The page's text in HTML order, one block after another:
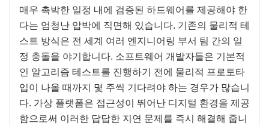
매우 촉박한 일정 내에 검증된 하드웨어를 제공해야 한
다는 엄청난 압박에 직면해 있습니다. 기존의 물리적 테
스트 방식은 전 세계 여러 엔지니어링 부서 팀 간의 일
정 충돌을 야기합니다. 소프트웨어 개발자들은 기본적
인 알고리즘 테스트를 진행하기 전에 물리적 프로토타
입이 나올 때까지 몇 주씩 기다려야 하는 경우가 많습니
다. 가상 플랫폼은 접근성이 뛰어난 디지털 환경을 제공
함으로써 이러한 답답한 지연 문제를 즉시 해결해 줍니